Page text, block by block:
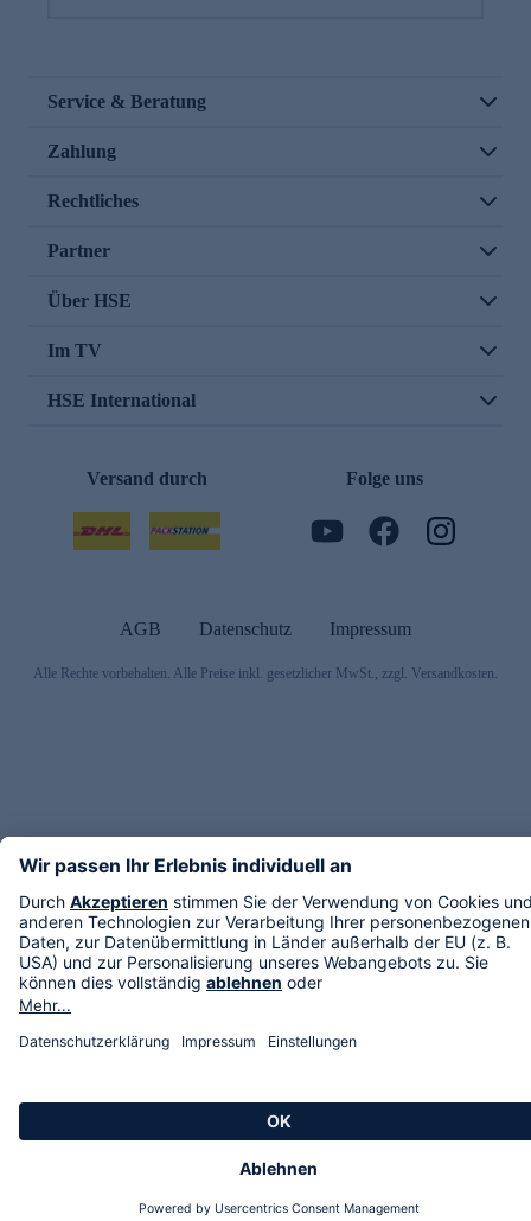
Service & Beratung
Zahlung
Rechtliches
Partner
Über HSE
Im TV
HSE International
Versand durch Folge uns
AGB Datenschutz Impressum
Alle Rechte vorbehalten. Alle Preise inkl. gesetzlicher MwSt., zzgl. Versandkosten.